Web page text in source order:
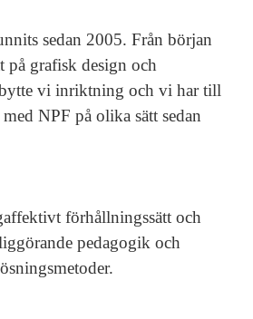
sedan 2005. Från början
på grafisk design och
vi inriktning och vi har till
NPF på olika sätt sedan
förhållningssätt och
pedagogik och